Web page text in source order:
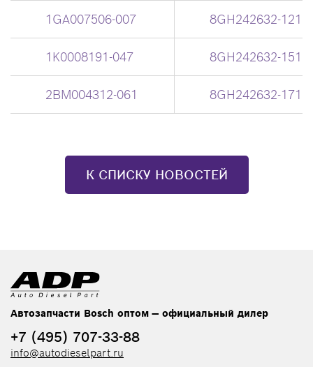
1GA007506-007 8GH242632-121
1K0008191-047 8GH242632-151
2BM004312-061 8GH242632-171
К СПИСКУ НОВОСТЕЙ
Автозапчасти Bosch оптом — официальный дилер
+7 (495) 707-33-88
info@autodieselpart.ru